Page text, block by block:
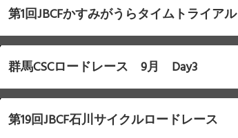
第1回JBCFかすみがうらタイムトライアル
群⾺CSCロードレース 9月 Day3
第19回JBCF石川サイクルロードレース